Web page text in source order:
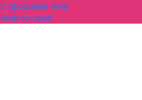
С профилем Gola
Push-to-open